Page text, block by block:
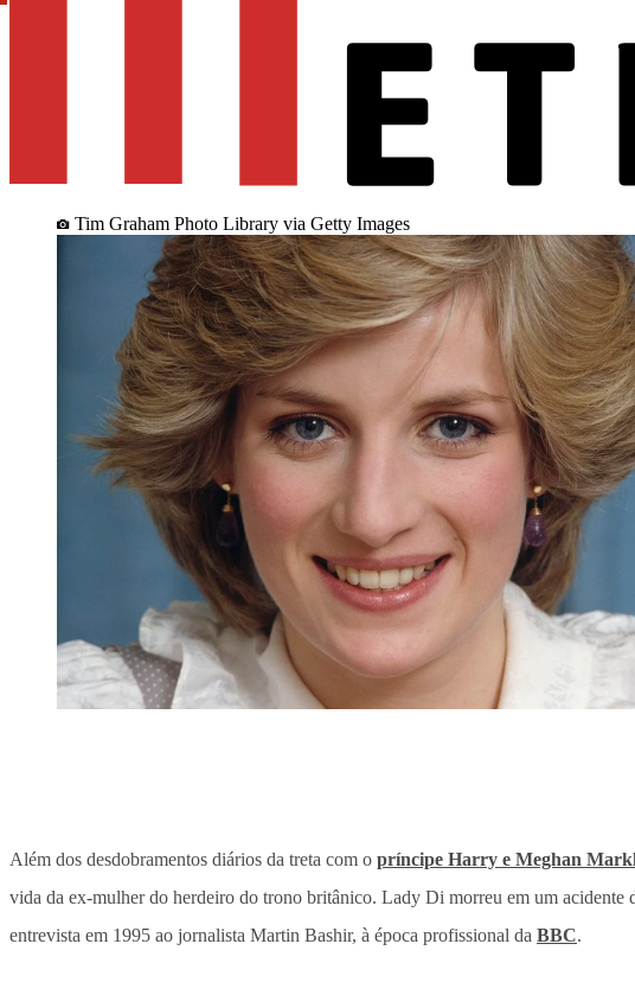
Tim Graham Photo Library via Getty Images
Além dos desdobramentos diários da treta com o príncipe Harry e Meghan
vida da ex-mulher do herdeiro do trono britânico. Lady Di morreu em um acidente
entrevista em 1995 ao jornalista Martin Bashir, à época profissional da BBC.